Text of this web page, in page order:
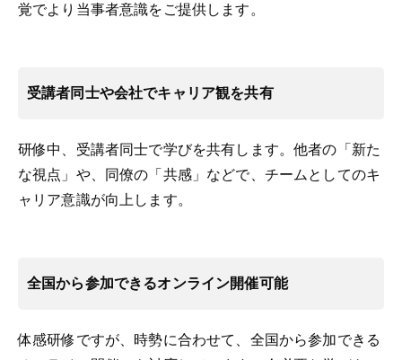
覚でより当事者意識をご提供します。
受講者同士や会社でキャリア観を共有
研修中、受講者同士で学びを共有します。他者の「新た
な視点」や、同僚の「共感」などで、チームとしてのキ
ャリア意識が向上します。
全国から参加できるオンライン開催可能
体感研修ですが、時勢に合わせて、全国から参加できる